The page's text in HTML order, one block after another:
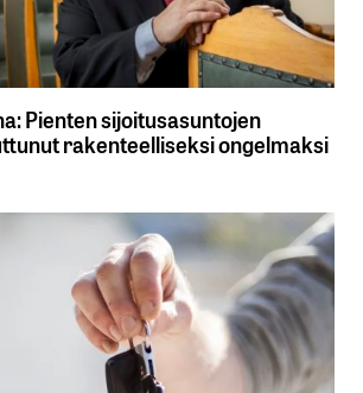
Pienten sijoitusasuntojen
rakenteelliseksi ongelmaksi